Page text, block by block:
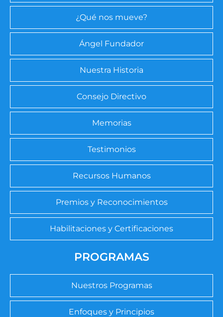
¿Qué nos mueve?
Ángel Fundador
Nuestra Historia
Consejo Directivo
Memorias
Testimonios
Recursos Humanos
Premios y Reconocimientos
Habilitaciones y Certificaciones
PROGRAMAS
Nuestros Programas
Enfoques y Principios